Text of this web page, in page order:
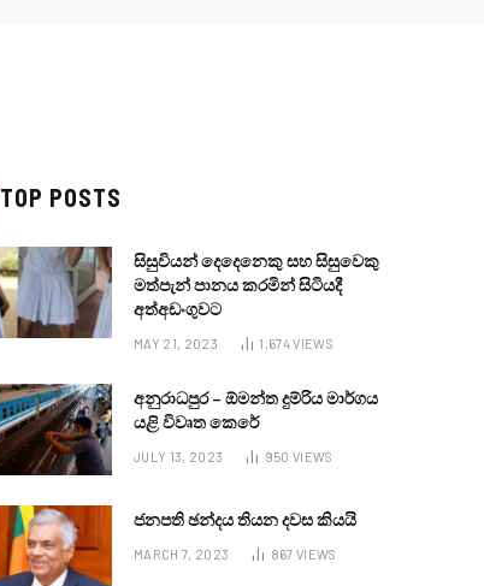
TOP POSTS
සිසුවියන් දෙදෙනෙකු සහ සිසුවෙකු
මත්පැන් පානය කරමින් සිටියදී
අත්අඩංගුවට
MAY 21, 2023 1,674VIEWS
අනුරාධපුර – ඕමන්ත දුම්රිය මාර්ගය
යළි විවෘත කෙරේ
JULY 13, 2023 950 VIEWS
ජනපති ඡන්දය තියන දවස කියයි
MARCH 7, 2023 867 VIEWS